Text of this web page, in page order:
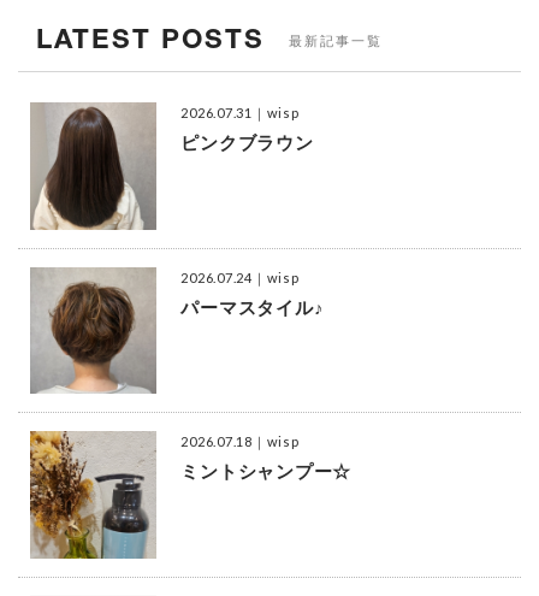
LATEST POSTS 最新記事一覧
2026.07.31 ｜wisp
ピンクブラウン
2026.07.24 ｜wisp
パーマスタイル♪
2026.07.18 ｜wisp
ミントシャンプー☆